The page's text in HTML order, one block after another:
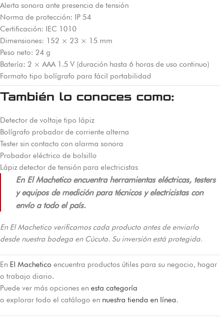
Alerta sonora ante presencia de tensión
Norma de protección: IP 54
Certificación: IEC 1010
Dimensiones: 152 × 23 × 15 mm
Peso neto: 24 g
Batería: 2 × AAA 1.5 V (duración hasta 6 horas de uso continuo)
Formato tipo bolígrafo para fácil portabilidad
También lo conoces como:
Detector de voltaje tipo lápiz
Bolígrafo probador de corriente alterna
Tester sin contacto con alarma sonora
Probador eléctrico de bolsillo
Lápiz detector de tensión para electricistas
En El Machetico encuentra herramientas eléctricas, testers
y equipos de medición para técnicos y electricistas con
envío a todo el país.
En El Machetico verificamos cada producto antes de enviarlo
desde nuestra bodega en Cúcuta. Su inversión está protegida.
En El Machetico encuentra productos útiles para su negocio, hogar
o trabajo diario.
Puede ver más opciones en esta categoría
o explorar todo el catálogo en nuestra tienda en línea.